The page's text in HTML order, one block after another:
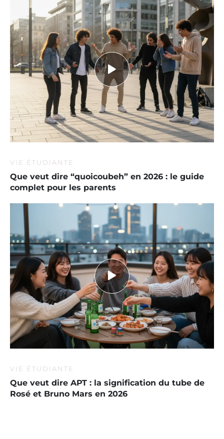
VIE ÉTUDIANTE
Que veut dire “quoicoubeh” en 2026 : le guide
complet pour les parents
VIE ÉTUDIANTE
Que veut dire APT : la signification du tube de
Rosé et Bruno Mars en 2026